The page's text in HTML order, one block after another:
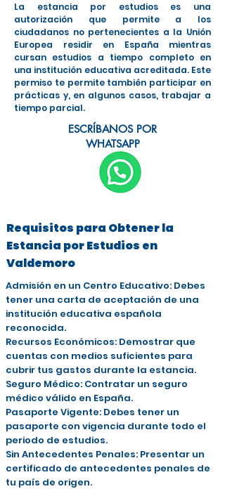
La estancia por estudios es una
autorización que permite a los
ciudadanos no pertenecientes a la Unión
Europea residir en España mientras
cursan estudios a tiempo completo en
una institución educativa acreditada. Este
permiso te permite también participar en
prácticas y, en algunos casos, trabajar a
tiempo parcial.
ESCRÍBANOS POR
WHATSAPP
Requisitos para Obtener la
Estancia por Estudios en
Valdemoro
Admisión en un Centro Educativo: Debes
tener una carta de aceptación de una
institución educativa española
reconocida.
Recursos Económicos: Demostrar que
cuentas con medios suficientes para
cubrir tus gastos durante la estancia.
Seguro Médico: Contratar un seguro
médico válido en España.
Pasaporte Vigente: Debes tener un
pasaporte con vigencia durante todo el
periodo de estudios.
Sin Antecedentes Penales: Presentar un
certificado de antecedentes penales de
tu país de origen.